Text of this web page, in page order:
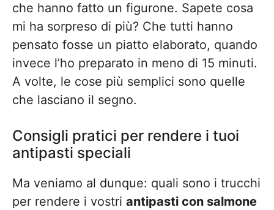
che hanno fatto un figurone. Sapete cosa
mi ha sorpreso di più? Che tutti hanno
pensato fosse un piatto elaborato, quando
invece l’ho preparato in meno di 15 minuti.
A volte, le cose più semplici sono quelle
che lasciano il segno.
Consigli pratici per rendere i tuoi
antipasti speciali
Ma veniamo al dunque: quali sono i trucchi
per rendere i vostri antipasti con salmone